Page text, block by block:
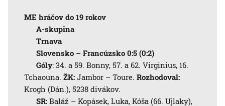
ME hráčov do 19 rokov
A-skupina
Trnava
Slovensko – Francúzsko 0:5 (0:2)
Góly: 34. a 59. Bonny, 57. a 62. Virginius, 16.
Tchaouna. ŽK: Jambor – Toure. Rozhodoval:
Krogh (Dán.), 5238 divákov.
SR: Baláž – Kopásek, Luka, Kóša (66. Ujlaky),